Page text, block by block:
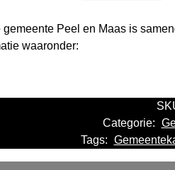
Peel en Maas is
waaronder:
Categorie:
Tags: